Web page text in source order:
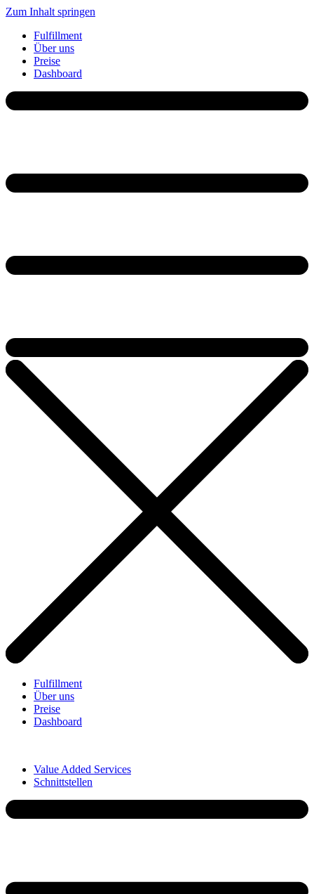
Zum Inhalt springen
Fulfillment
Über uns
Preise
Dashboard
Fulfillment
Über uns
Preise
Dashboard
Value Added Services
Schnittstellen